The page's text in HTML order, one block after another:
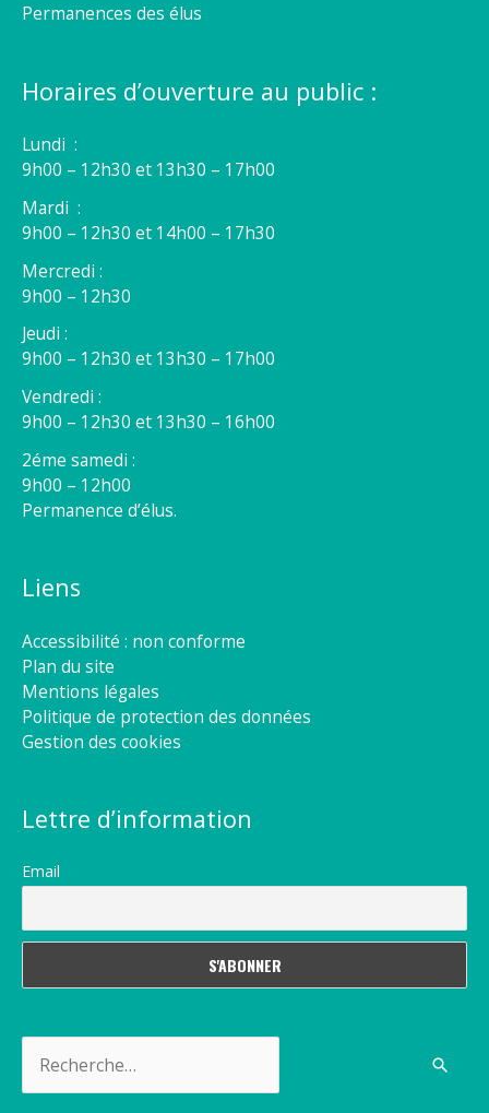
Permanences des élus
Horaires d’ouverture au public :
Lundi :
9h00 – 12h30 et 13h30 – 17h00
Mardi :
9h00 – 12h30 et 14h00 – 17h30
Mercredi :
9h00 – 12h30
Jeudi :
9h00 – 12h30 et 13h30 – 17h00
Vendredi :
9h00 – 12h30 et 13h30 – 16h00
2éme samedi :
9h00 – 12h00
Permanence d’élus.
Liens
Accessibilité : non conforme
Plan du site
Mentions légales
Politique de protection des données
Gestion des cookies
Lettre d’information
Email